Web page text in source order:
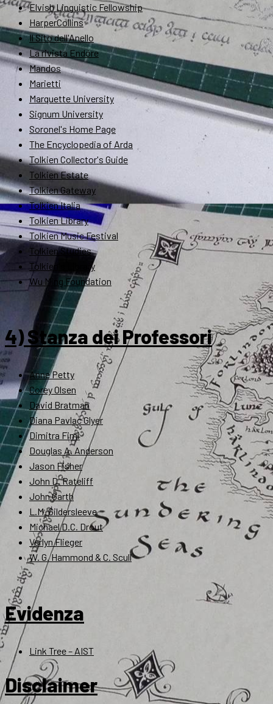
Elvish Linguistic Fellowship
HarperCollins
Il Sito dell'Anello
La rivista Endóre
Mandos
Marietti
Marquette University
Signum University
Soronel's Home Page
The Encyclopedia of Arda
Tolkien Collector's Guide
Tolkien Estate
Tolkien Gateway
Tolkien Italia
Tolkien Library
Tolkien Music Festival
Tolkien Studies
Tolkien's Library
Wu Ming Foundation
4) Stanza dei Professori
Anne Petty
Corey Olsen
David Bratman
Diana Pavlac Glyer
Dimitra Fimi
Douglas A. Anderson
Jason Fisher
John D. Rateliff
John Garth
L.M. Gildersleeve
Michael D.C. Drout
Verlyn Flieger
W. G. Hammond & C. Scull
Evidenza
Link Tree – AIST
Disclaimer